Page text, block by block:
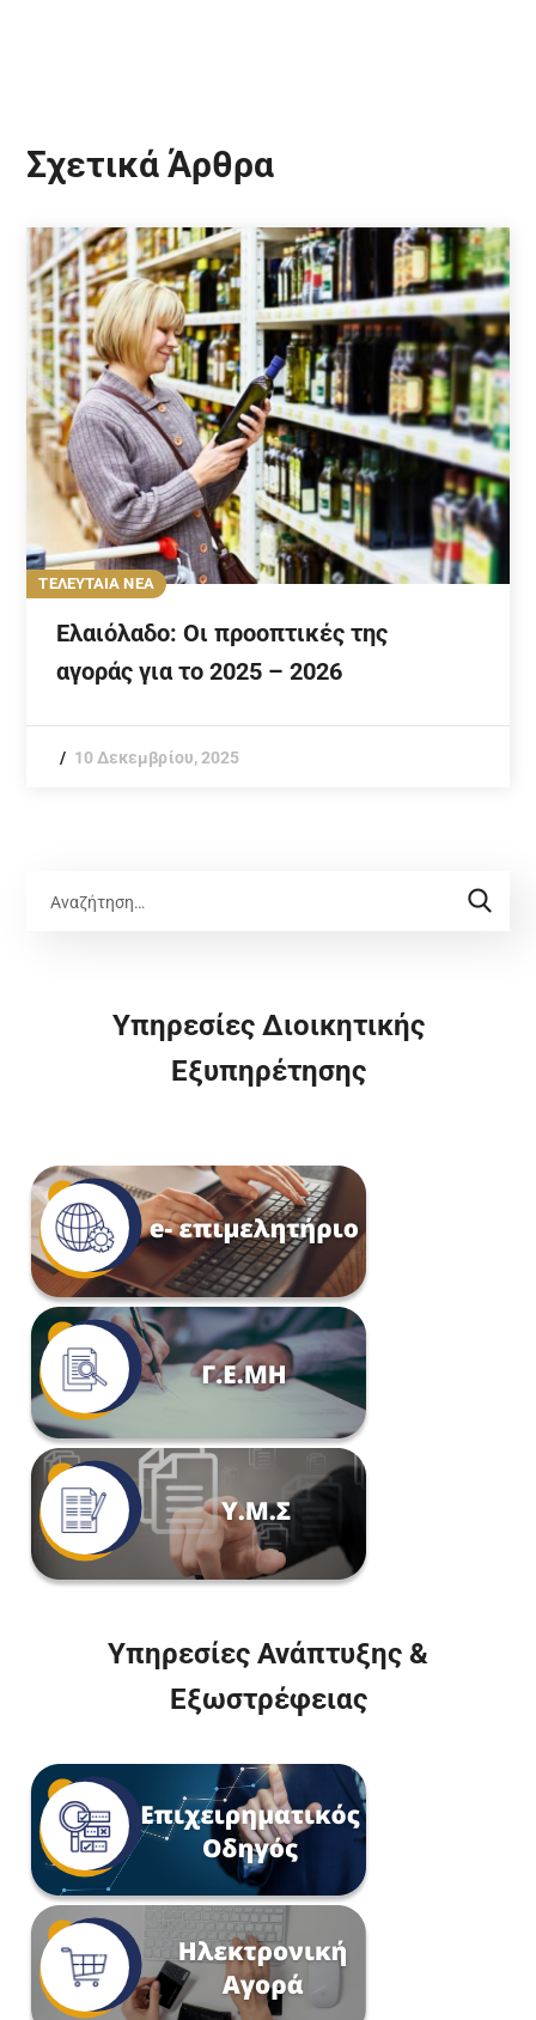
Σχετικά Άρθρα
ΤΕΛΕΥΤΑΙΑ ΝΕΑ
Ελαιόλαδο: Οι προοπτικές της
αγοράς για το 2025 – 2026
10 Δεκεμβρίου, 2025
Υπηρεσίες Διοικητικής
Εξυπηρέτησης
Υπηρεσίες Ανάπτυξης &
Εξωστρέφειας